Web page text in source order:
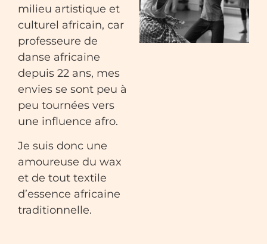
milieu artistique et
culturel africain, car
professeure de
danse africaine
depuis 22 ans, mes
envies se sont peu à
peu tournées vers
une influence afro.
Je suis donc une
amoureuse du wax
et de tout textile
d’essence africaine
traditionnelle.